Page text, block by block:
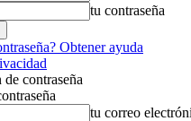
tu contraseña
Obtener ayuda
contraseña
tu correo